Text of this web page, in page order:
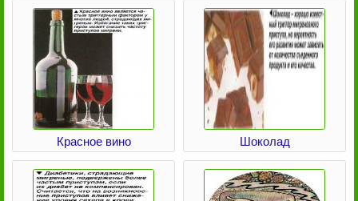
Красное вино Шоколад